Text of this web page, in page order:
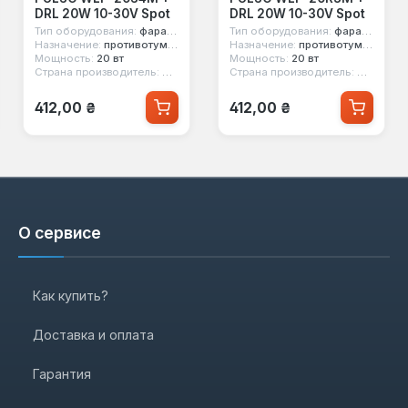
DRL 20W 10-30V Spot
Тип оборудования: фара рабочего света
Назначение: противотуманный свет, дхо
Мощность: 20 вт
Страна производитель: Китай
Обычная цена:
412,00 ₴
DRL 20W 10-30V Spot
Тип оборудования: фара рабочего света
Назначение: противотуманный свет, дхо
Мощность: 20 вт
Страна производитель: Китай
Обычная цена:
412,00 ₴
О сервисе
Как купить?
Доставка и оплата
Гарантия